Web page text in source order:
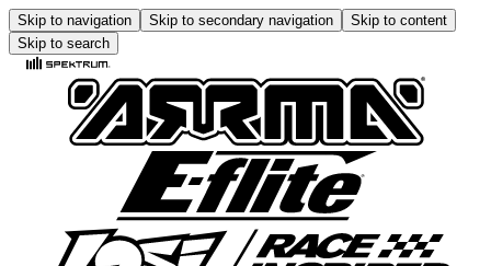
Skip to navigation Skip to secondary navigation
Skip to content
Skip to search